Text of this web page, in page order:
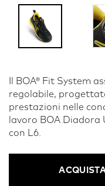
Il BOA® Fit System
regolabile,
prestazioni nelle
lavoro BOA Diadora
con L6.